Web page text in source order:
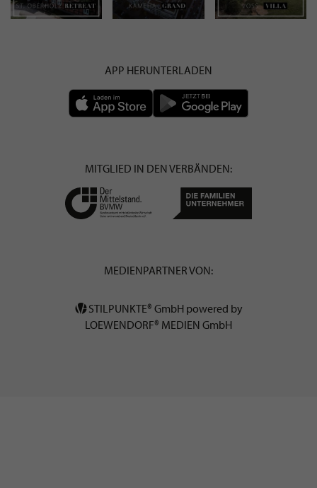
APP HERUNTERLADEN
MITGLIED IN DEN VERBÄNDEN:
MEDIENPARTNER VON:
STILPUNKTE® GmbH powered by
LOEWENDORF® MEDIEN GmbH